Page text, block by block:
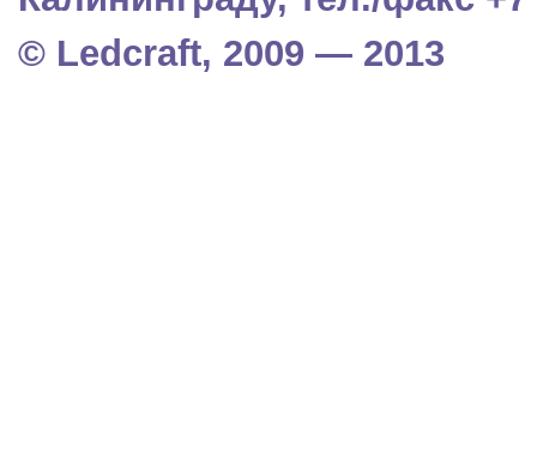
© Ledcraft, 2009 — 2013